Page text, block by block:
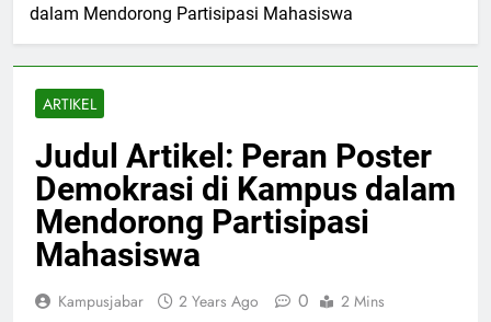
dalam Mendorong Partisipasi Mahasiswa
ARTIKEL
Judul Artikel: Peran Poster
Demokrasi di Kampus dalam
Mendorong Partisipasi
Mahasiswa
Kampusjabar 2 Years Ago 0 2 Mins